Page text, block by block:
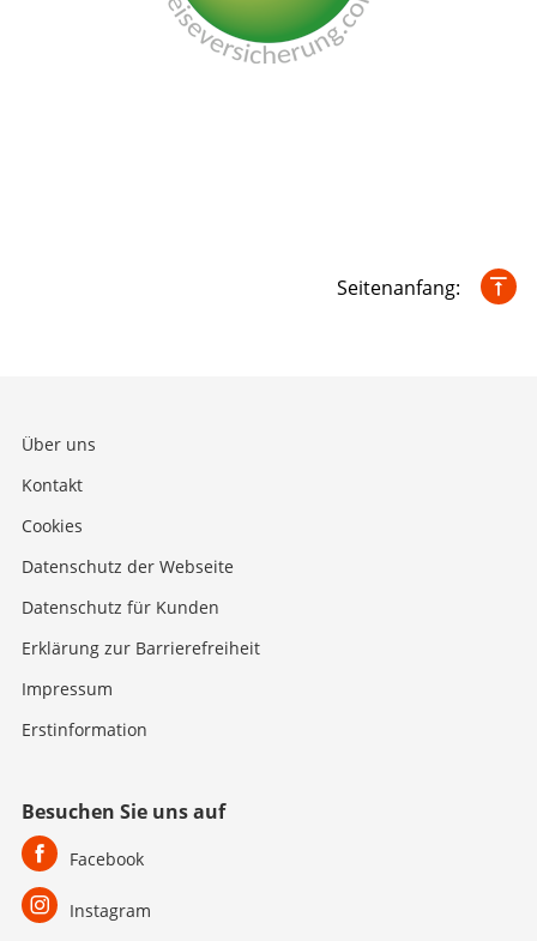
Seitenanfang:
Über uns
Kontakt
Cookies
Datenschutz der Webseite
Datenschutz für Kunden
Erklärung zur Barrierefreiheit
Impressum
Erstinformation
Besuchen Sie uns auf
Facebook
Instagram